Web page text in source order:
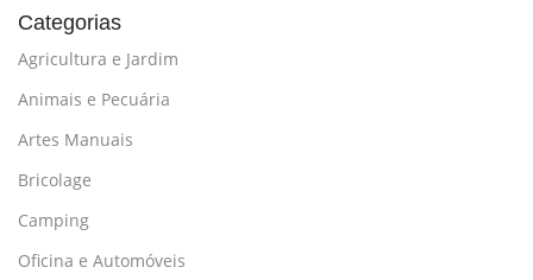
Categorias
Agricultura e Jardim
Animais e Pecuária
Artes Manuais
Bricolage
Camping
Oficina e Automóveis